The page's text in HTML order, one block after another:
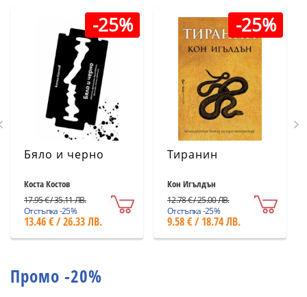
-25%
Бяло и черно
Коста Костов
17.95 € / 35.11 ЛВ.
Отстъпка -25%
13.46 € / 26.33 ЛВ.
-25%
Тиранин
Кон Игълдън
12.78 € / 25.00 ЛВ.
Отстъпка -25%
9.58 € / 18.74 ЛВ.
Промо -20%